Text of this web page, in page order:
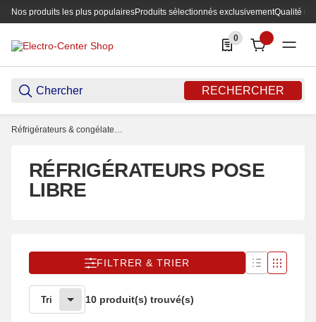
Nos produits les plus populairesProduits sélectionnés exclusivementQualité
RECHERCHER
0
0 Produkte in der
Réfrigérateurs & congélateurs
RÉFRIGÉRATEURS POSE
LIBRE
FILTRER & TRIER
Tri 10 produit(s) trouvé(s)